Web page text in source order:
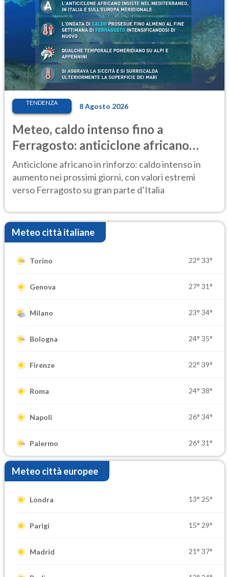
TENDENZA 8 Agosto 2026
Meteo, caldo intenso fino a
Ferragosto: anticiclone africano
ancora protagonista
Anticiclone africano in rinforzo: caldo intenso in
aumento nei prossimi giorni, con valori estremi
verso Ferragosto su gran parte d’Italia
Meteo città italiane
Torino 22° 33°
Genova 27° 31°
Milano 23° 34°
Bologna 24° 35°
Firenze 22° 39°
Roma 24° 38°
Napoli 26° 34°
Palermo 26° 31°
Meteo città europee
Londra 13° 25°
Parigi 15° 29°
Madrid 21° 37°